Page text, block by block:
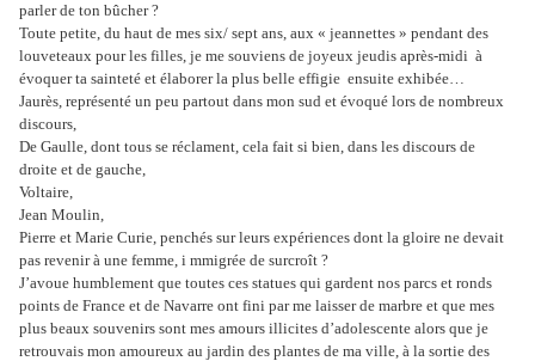
parler de ton bûcher ?
Toute petite, du haut de mes six/ sept ans, aux « jeannettes » pendant des
louveteaux pour les filles, je me souviens de joyeux jeudis après-midi à
évoquer ta sainteté et élaborer la plus belle effigie ensuite exhibée…
Jaurès, représenté un peu partout dans mon sud et évoqué lors de nombreux
discours,
De Gaulle, dont tous se réclament, cela fait si bien, dans les discours de
droite et de gauche,
Voltaire,
Jean Moulin,
Pierre et Marie Curie, penchés sur leurs expériences dont la gloire ne devait
pas revenir à une femme, i mmigrée de surcroît ?
J’avoue humblement que toutes ces statues qui gardent nos parcs et ronds
points de France et de Navarre ont fini par me laisser de marbre et que mes
plus beaux souvenirs sont mes amours illicites d’adolescente alors que je
retrouvais mon amoureux au jardin des plantes de ma ville, à la sortie des